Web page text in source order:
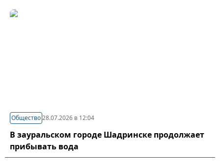
Общество28.07.2026 в 12:04
В зауральском городе Шадринске продолжает
прибывать вода